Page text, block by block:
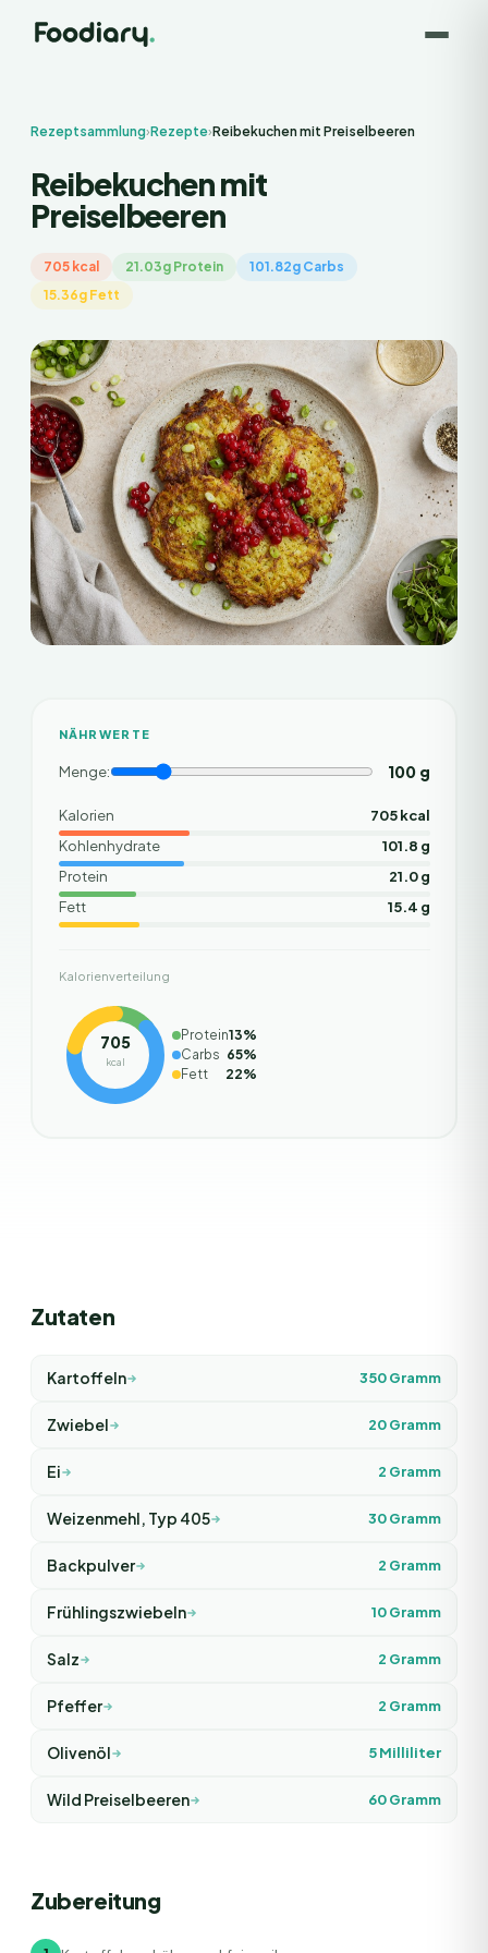
Rezeptsammlung›Rezepte›Reibekuchen mit Preiselbeeren
Reibekuchen mit
Preiselbeeren
705 kcal 21.03g Protein
101.82g Carbs
15.36g Fett
NÄHRWERTE
Menge: 100g
Kalorien
705 kcal
Kohlenhydrate
101.8 g
Protein
21.0 g
Fett
15.4 g
Kalorienverteilung
705
kcal
Protein13%
Carbs 65%
Fett
22%
Zutaten
Kartoffeln 350Gramm
Zwiebel 20Gramm
Ei 2 Gramm
Weizenmehl, Typ 405 30Gramm
Backpulver 2 Gramm
Frühlingszwiebeln 10Gramm
Salz 2 Gramm
Pfeffer 2 Gramm
Olivenöl 5Milliliter
Wild Preiselbeeren 60Gramm
Zubereitung